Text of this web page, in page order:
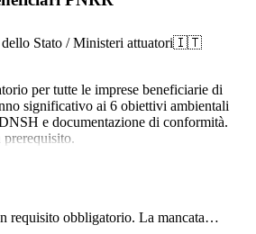
Stato / Ministeri attuatori🇮🇹
per tutte le imprese beneficiarie di
significativo ai 6 obiettivi ambientali
e documentazione di conformità.
requisito obbligatorio. La mancata…